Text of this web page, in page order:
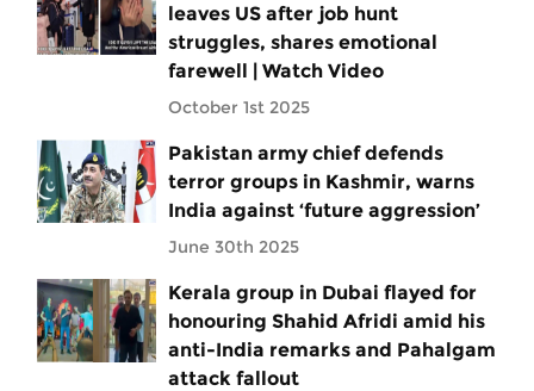
leaves US after job hunt
struggles, shares emotional
farewell | Watch Video
October 1st 2025
Pakistan army chief defends
terror groups in Kashmir, warns
India against ‘future aggression’
June 30th 2025
Kerala group in Dubai flayed for
honouring Shahid Afridi amid his
anti-India remarks and Pahalgam
attack fallout